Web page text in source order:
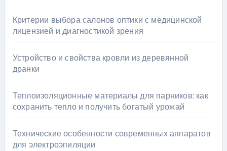
Критерии выбора салонов оптики с медицинской
лицензией и диагностикой зрения
Устройство и свойства кровли из деревянной
дранки
Теплоизоляционные материалы для парников: как
сохранить тепло и получить богатый урожай
Технические особенности современных аппаратов
для электроэпиляции